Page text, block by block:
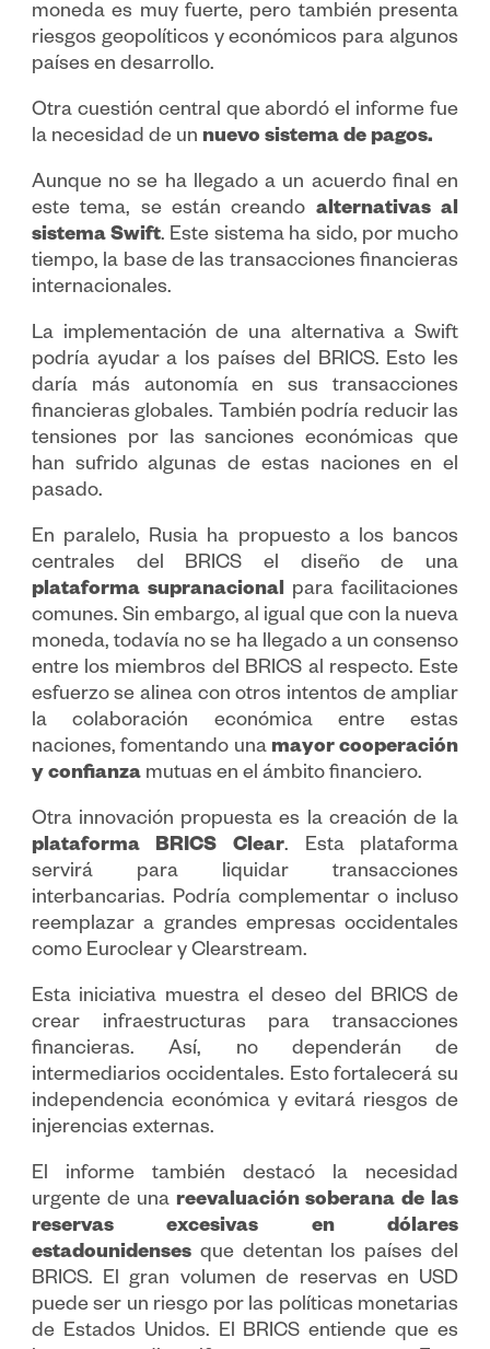
moneda es muy fuerte, pero también presenta
riesgos geopolíticos y económicos para algunos
países en desarrollo.
Otra cuestión central que abordó el informe fue
la necesidad de un nuevo sistema de pagos.
Aunque no se ha llegado a un acuerdo final en
este tema, se están creando alternativas al
sistema Swift. Este sistema ha sido, por mucho
tiempo, la base de las transacciones financieras
internacionales.
La implementación de una alternativa a Swift
podría ayudar a los países del BRICS. Esto les
daría más autonomía en sus transacciones
financieras globales. También podría reducir las
tensiones por las sanciones económicas que
han sufrido algunas de estas naciones en el
pasado.
En paralelo, Rusia ha propuesto a los bancos
centrales del BRICS el diseño de una
plataforma supranacional para facilitaciones
comunes. Sin embargo, al igual que con la nueva
moneda, todavía no se ha llegado a un consenso
entre los miembros del BRICS al respecto. Este
esfuerzo se alinea con otros intentos de ampliar
la colaboración económica entre estas
naciones, fomentando una mayor cooperación
y confianzamutuas en el ámbito financiero.
Otra innovación propuesta es la creación de la
plataforma BRICS Clear. Esta plataforma
servirá para liquidar transacciones
interbancarias. Podría complementar o incluso
reemplazar a grandes empresas occidentales
como Euroclear y Clearstream.
Esta iniciativa muestra el deseo del BRICS de
crear infraestructuras para transacciones
financieras. Así, no dependerán de
intermediarios occidentales. Esto fortalecerá su
independencia económica y evitará riesgos de
injerencias externas.
El informe también destacó la necesidad
urgente de una reevaluación soberana de las
reservas excesivas en dólares
estadounidensesque detentan los países del
BRICS. El gran volumen de reservas en USD
puede ser un riesgo por las políticas monetarias
de Estados Unidos. El BRICS entiende que es